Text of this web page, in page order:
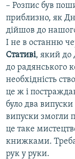
– Розпис був
приблизно, як
дійшов до
І не в останню
Стативі, який до
до радянського
необхідність
це ж і
було два випуски
випуски змогли
це таке
книжками.
рук у руки.